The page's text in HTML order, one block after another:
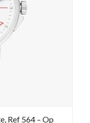
Ref 564 – Op